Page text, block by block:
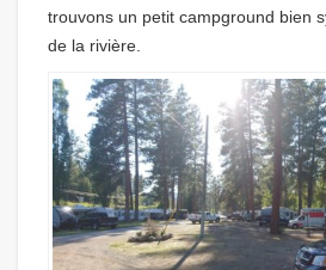
trouvons un petit campground bien
de la rivière.